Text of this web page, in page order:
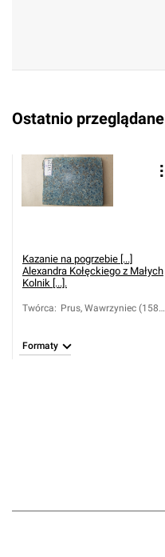
Ostatnio przeglądane
Kazanie na pogrzebie [...]
Alexandra Kołęckiego z Małych
Kolnik [...].
Twórca: Prus, Wawrzyniec (1584-
Formaty